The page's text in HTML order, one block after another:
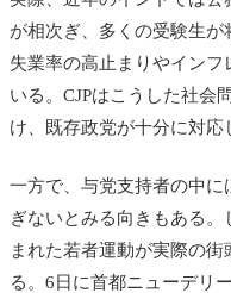
が相次ぎ、多くの受験生
失業率の高止まりやイン
いる。CJPはこうした社会
け、既存政党が十分に対応
一方で、与党支持者の中に
ぎないとみる向きもある
まれた若者運動が実際の
る。6日に首都ニューデリ